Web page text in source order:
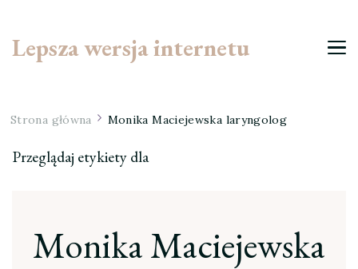
Lepsza wersja internetu
Strona główna Monika Maciejewska laryngolog
Przeglądaj etykiety dla
Monika Maciejewska